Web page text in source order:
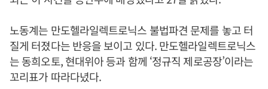
노동계는 만도헬라일렉트로닉스 불법파견 문제를 놓고 터
질게 터졌다는 반응을 보이고 있다. 만도헬라일렉트로닉스
는 동희오토, 현대위아 등과 함께 ‘정규직 제로공장’이라는
꼬리표가 따라다녔다.